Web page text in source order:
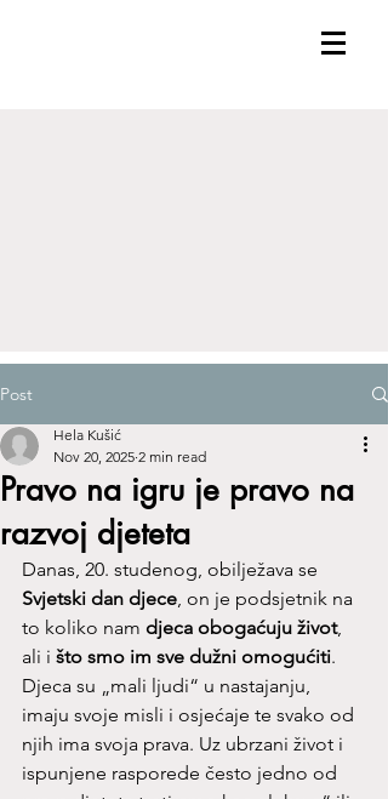
Post
Pravo na igru je pravo na
razvoj djeteta
Hela Kušić
Nov 20, 2025 2 min read
Danas, 20. studenog, obilježava se
Svjetski dan djece, on je podsjetnik na
to koliko nam djeca obogaćuju život,
ali i što smo im sve dužni omogućiti.
Djeca su „mali ljudi“ u nastajanju,
imaju svoje misli i osjećaje te svako od
njih ima svoja prava. Uz ubrzani život i
ispunjene rasporede često jedno od